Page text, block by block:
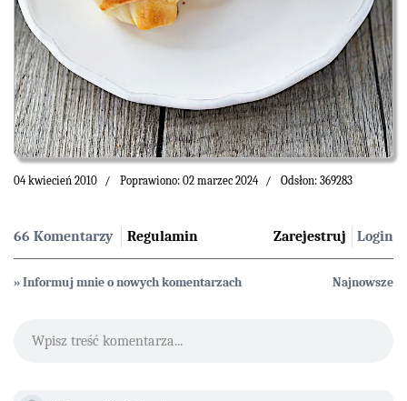
04 kwiecień 2010 Poprawiono: 02 marzec 2024 Odsłon: 369283
66 Komentarzy Regulamin Login
Zarejestruj
» Informuj mnie o nowych komentarzach Najnowsze
Wpisz treść komentarza...